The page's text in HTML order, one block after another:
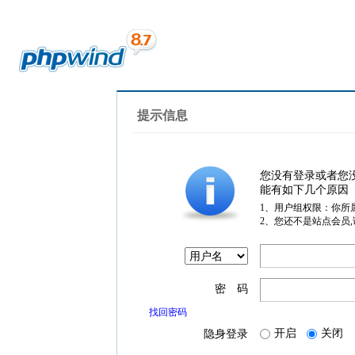
提示信息
您没有登录或者您
能有如下几个原因
1、用户组权限：你所
2、您还不是站点会员
密 码
找回密码
隐身登录 开启 关闭